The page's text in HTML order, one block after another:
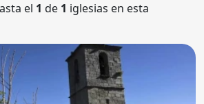
el 1 de 1 iglesias en esta